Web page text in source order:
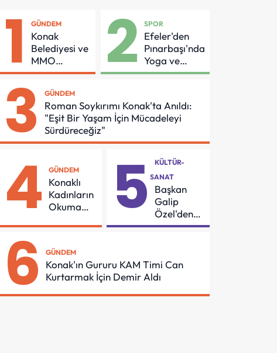
1 GÜNDEM
Konak
Belediyesi ve
MMO
Arasında
Güvenliği İçin
Önemli
Protokol
2 SPOR
Efeler'den
Pınarbaşı'nda
Yoga ve
Pilates
3 GÜNDEM
Roman Soykırımı Konak'ta Anıldı:
"Eşit Bir Yaşam İçin Mücadeleyi
Sürdüreceğiz"
4 GÜNDEM
Konaklı
Kadınların
Okuma
Örnek
5
KÜLTÜR-
SANAT
Başkan
Galip
Özel'den
55
Şenliği
6 GÜNDEM
Konak'ın Gururu KAM Timi Can
Kurtarmak İçin Demir Aldı